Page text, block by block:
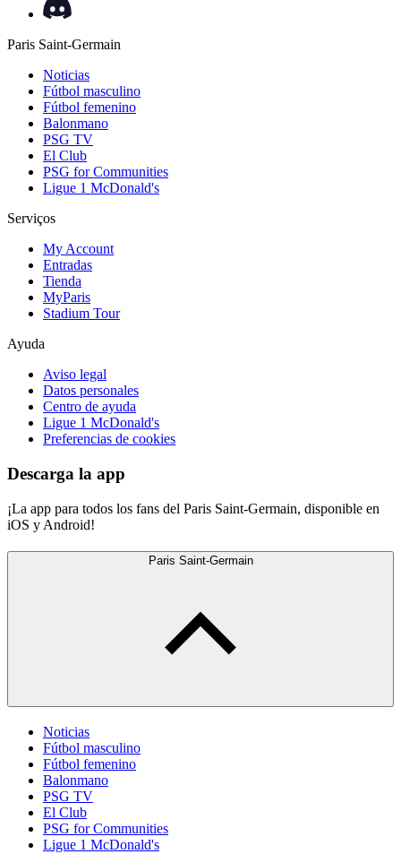
Paris Saint-Germain
Noticias
Fútbol masculino
Fútbol femenino
Balonmano
PSG TV
El Club
PSG for Communities
Ligue 1 McDonald's
Serviços
My Account
Entradas
Tienda
MyParis
Stadium Tour
Ayuda
Aviso legal
Datos personales
Centro de ayuda
Ligue 1 McDonald's
Preferencias de cookies
Descarga la app
¡La app para todos los fans del Paris Saint-Germain, disponible en
iOS y Android!
Paris Saint-Germain
Noticias
Fútbol masculino
Fútbol femenino
Balonmano
PSG TV
El Club
PSG for Communities
Ligue 1 McDonald's